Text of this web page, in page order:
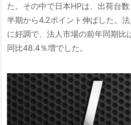
た。その中で日本HPは、出荷台
半期から4.2ポイント伸ばした。
に好調で、法人市場の前年同期比
同比48.4％増でした。